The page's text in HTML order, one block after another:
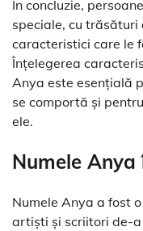
În concluzie,
speciale, cu trăsături
caracteristici care le
Înțelegerea
Anya este esențială
se comportă și
ele.
Numele
Numele Anya a fost
artiști și scriitori de-